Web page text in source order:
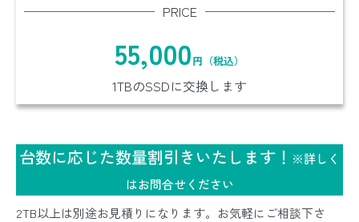
PRICE
55,000円（税込）
1TBのSSDに交換します
台数に応じた数量割引きいたします！ ※詳しく
はお問合せください
2TB以上は別途お見積りになります。お気軽にご相談下さ